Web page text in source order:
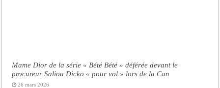
Mame Dior de la série « Bété Bété » déférée devant le
procureur Saliou Dicko « pour vol » lors de la Can
26 mars 2026